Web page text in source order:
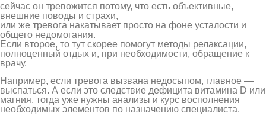
сейчас он тревожится потому, что есть объективные,
внешние поводы и страхи,
или же тревога накатывает просто на фоне усталости и
общего недомогания.
Если второе, то тут скорее помогут методы релаксации,
полноценный отдых и, при необходимости, обращение к
врачу.
Например, если тревога вызвана недосыпом, главное —
выспаться. А если это следствие дефицита витамина D или
магния, тогда уже нужны анализы и курс восполнения
необходимых элементов по назначению специалиста.